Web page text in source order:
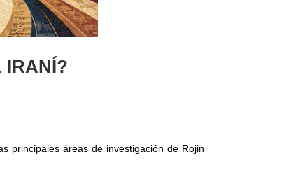
IRANÍ?
principales áreas de investigación de Rojin